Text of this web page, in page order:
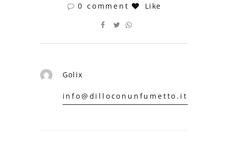
0 comment Like
Golix
info@dilloconunfumetto.it